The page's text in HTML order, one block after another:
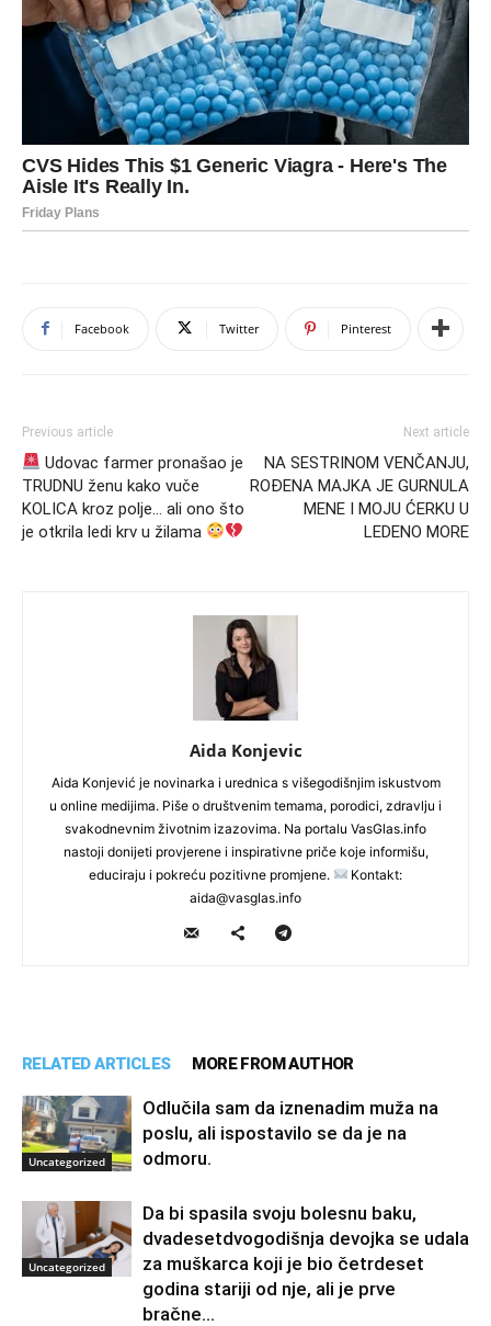
Facebook Twitter Pinterest
Previous article
Udovac farmer pronašao je
TRUDNU ženu kako vuče
KOLICA kroz polje… ali ono što
je otkrila ledi krv u žilama
Next article
NA SESTRINOM VENČANJU,
ROĐENA MAJKA JE GURNULA
MENE I MOJU ĆERKU U
LEDENO MORE
Aida Konjevic
Aida Konjević je novinarka i urednica s višegodišnjim iskustvom
u online medijima. Piše o društvenim temama, porodici, zdravlju i
svakodnevnim životnim izazovima. Na portalu VasGlas.info
nastoji donijeti provjerene i inspirativne priče koje informišu,
educiraju i pokreću pozitivne promjene.
Kontakt:
aida@vasglas.info
RELATED ARTICLES MORE FROM AUTHOR
Uncategorized
Odlučila sam da iznenadim muža na
poslu, ali ispostavilo se da je na
odmoru.
Uncategorized
Da bi spasila svoju bolesnu baku,
dvadesetdvogodišnja devojka se udala
za muškarca koji je bio četrdeset
godina stariji od nje, ali je prve
bračne...